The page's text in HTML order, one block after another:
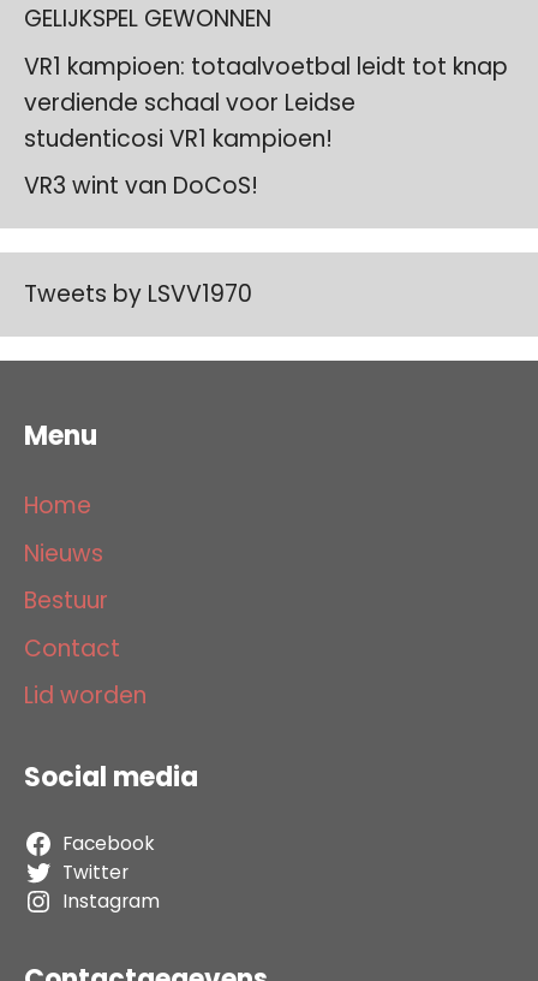
GELIJKSPEL GEWONNEN
VR1 kampioen: totaalvoetbal leidt tot knap
verdiende schaal voor Leidse
studenticosi VR1 kampioen!
VR3 wint van DoCoS!
Tweets by LSVV1970
Menu
Home
Nieuws
Bestuur
Contact
Lid worden
Social media
Facebook
Twitter
Instagram